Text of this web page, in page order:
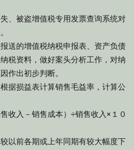
被盗增值税专用发票查询系统对
的增值税纳税申报表、资产负债
税资料，做好案头分析工作，对纳
作出初步判断。
损益表计算销售毛益率，计算公
入－销售成本）÷销售收入×１０
前各期或上年同期有较大幅度下